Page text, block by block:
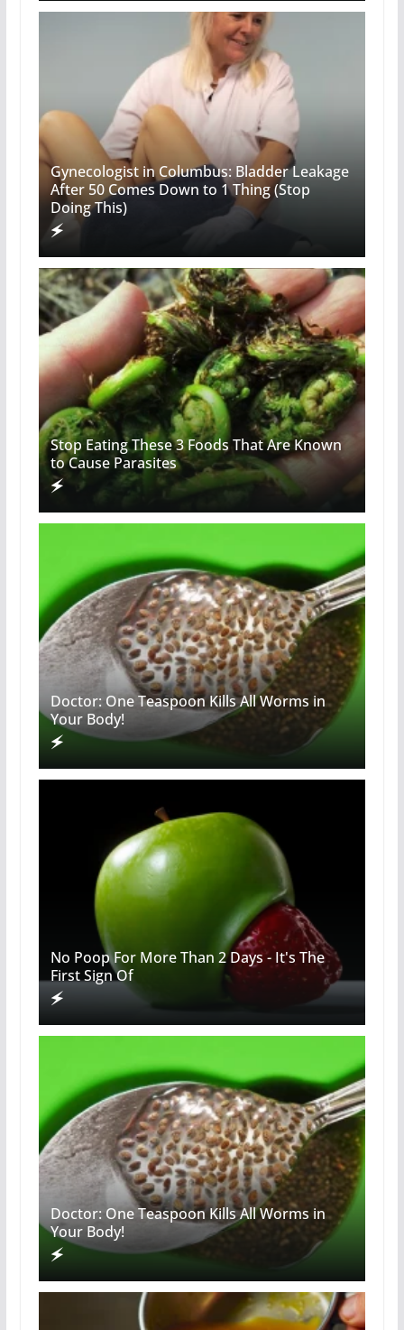
Gynecologist in Columbus: Bladder Leakage
After 50 Comes Down to 1 Thing (Stop
Doing This)
Stop Eating These 3 Foods That Are Known
to Cause Parasites
Doctor: One Teaspoon Kills All Worms in
Your Body!
No Poop For More Than 2 Days - It's The
First Sign Of
Doctor: One Teaspoon Kills All Worms in
Your Body!